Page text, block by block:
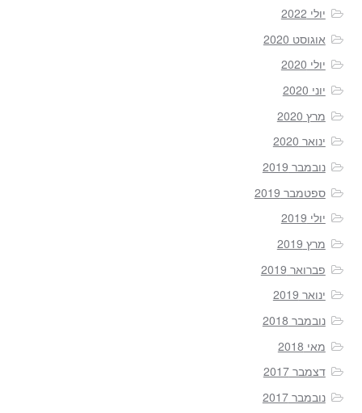
יולי 2022
אוגוסט 2020
יולי 2020
יוני 2020
מרץ 2020
ינואר 2020
נובמבר 2019
ספטמבר 2019
יולי 2019
מרץ 2019
פברואר 2019
ינואר 2019
נובמבר 2018
מאי 2018
דצמבר 2017
נובמבר 2017